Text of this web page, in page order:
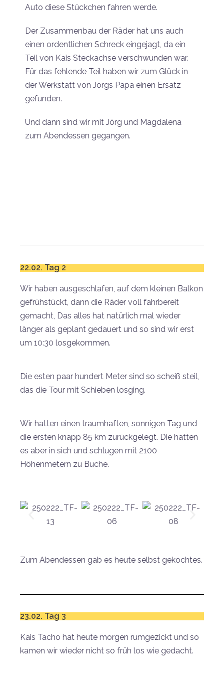
Auto diese Stückchen fahren werde.
Der Zusammenbau der Räder hat uns auch
einen ordentlichen Schreck eingejagt, da ein
Teil von Kais Steckachse verschwunden war.
Für das fehlende Teil haben wir zum Glück in
der Werkstatt von Jörgs Papa einen Ersatz
gefunden.
Und dann sind wir mit Jörg und Magdalena
zum Abendessen gegangen.
22.02. Tag 2
Wir haben ausgeschlafen, auf dem kleinen Balkon
gefrühstückt, dann die Räder voll fahrbereit
gemacht, Das alles hat natürlich mal wieder
länger als geplant gedauert und so sind wir erst
um 10:30 losgekommen.
Die esten paar hundert Meter sind so scheiß steil,
das die Tour mit Schieben losging.
Wir hatten einen traumhaften, sonnigen Tag und
die ersten knapp 85 km zurückgelegt. Die hatten
es aber in sich und schlugen mit 2100
Höhenmetern zu Buche.
Zum Abendessen gab es heute selbst gekochtes.
23.02. Tag 3
Kais Tacho hat heute morgen rumgezickt und so
kamen wir wieder nicht so früh los wie gedacht.